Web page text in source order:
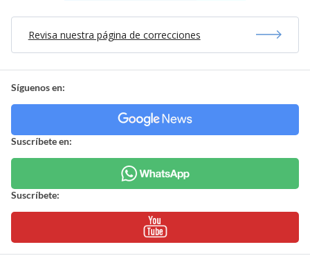
Revisa nuestra página de correcciones
Síguenos en:
Suscríbete en:
Suscríbete: